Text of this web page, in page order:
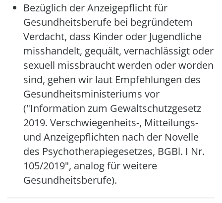
Bezüglich der Anzeigepflicht für
Gesundheitsberufe bei begründetem
Verdacht, dass Kinder oder Jugendliche
misshandelt, gequält, vernachlässigt oder
sexuell missbraucht werden oder worden
sind, gehen wir laut Empfehlungen des
Gesundheitsministeriums vor
("Information zum Gewaltschutzgesetz
2019. Verschwiegenheits-, Mitteilungs-
und Anzeigepflichten nach der Novelle
des Psychotherapiegesetzes, BGBl. I Nr.
105/2019", analog für weitere
Gesundheitsberufe).